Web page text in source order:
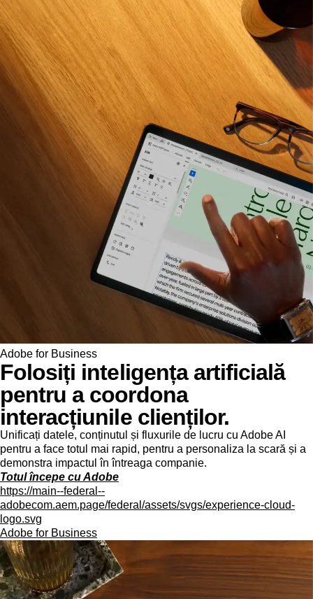
Adobe for Business
Folosiți inteligența artificială
pentru a coordona
interacțiunile clienților.
Unificați datele, conținutul și fluxurile de lucru cu Adobe AI
pentru a face totul mai rapid, pentru a personaliza la scară și a
demonstra impactul în întreaga companie.
Totul începe cu Adobe
https://main--federal--
adobecom.aem.page/federal/assets/svgs/experience-cloud-
logo.svg
Adobe for Business